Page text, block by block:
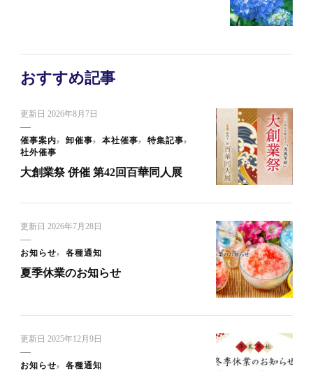
前の記事
次の記事
【東京】夏物処分市
おすすめ記事
催事案内 卸催事 本社催事
特集記事
大創業祭 併催 第42回百華同人展